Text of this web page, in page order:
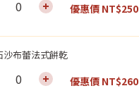
優惠價 NT$250
沙布蕾法式餅乾
優惠價 NT$260